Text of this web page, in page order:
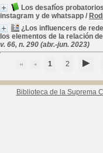
Los desafíos
instagram y de whatsapp /
¿Los influencers de
los elementos de la relación
v. 66, n. 290 (abr.-jun. 2023)
1 2
Biblioteca de la Suprema